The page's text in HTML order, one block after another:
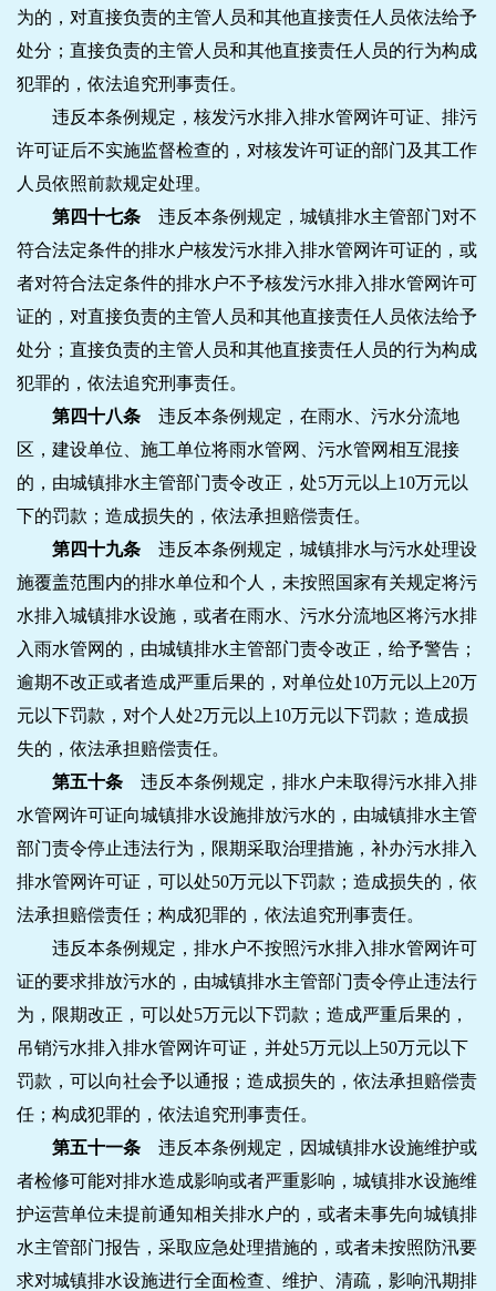
为的，对直接负责的主管人员和其他直接责任人员依法给予
处分；直接负责的主管人员和其他直接责任人员的行为构成
犯罪的，依法追究刑事责任。
违反本条例规定，核发污水排入排水管网许可证、排污
许可证后不实施监督检查的，对核发许可证的部门及其工作
人员依照前款规定处理。
第四十七条 违反本条例规定，城镇排水主管部门对不
符合法定条件的排水户核发污水排入排水管网许可证的，或
者对符合法定条件的排水户不予核发污水排入排水管网许可
证的，对直接负责的主管人员和其他直接责任人员依法给予
处分；直接负责的主管人员和其他直接责任人员的行为构成
犯罪的，依法追究刑事责任。
第四十八条 违反本条例规定，在雨水、污水分流地
区，建设单位、施工单位将雨水管网、污水管网相互混接
的，由城镇排水主管部门责令改正，处5万元以上10万元以
下的罚款；造成损失的，依法承担赔偿责任。
第四十九条 违反本条例规定，城镇排水与污水处理设
施覆盖范围内的排水单位和个人，未按照国家有关规定将污
水排入城镇排水设施，或者在雨水、污水分流地区将污水排
入雨水管网的，由城镇排水主管部门责令改正，给予警告；
逾期不改正或者造成严重后果的，对单位处10万元以上20万
元以下罚款，对个人处2万元以上10万元以下罚款；造成损
失的，依法承担赔偿责任。
第五十条 违反本条例规定，排水户未取得污水排入排
水管网许可证向城镇排水设施排放污水的，由城镇排水主管
部门责令停止违法行为，限期采取治理措施，补办污水排入
排水管网许可证，可以处50万元以下罚款；造成损失的，依
法承担赔偿责任；构成犯罪的，依法追究刑事责任。
违反本条例规定，排水户不按照污水排入排水管网许可
证的要求排放污水的，由城镇排水主管部门责令停止违法行
为，限期改正，可以处5万元以下罚款；造成严重后果的，
吊销污水排入排水管网许可证，并处5万元以上50万元以下
罚款，可以向社会予以通报；造成损失的，依法承担赔偿责
任；构成犯罪的，依法追究刑事责任。
第五十一条 违反本条例规定，因城镇排水设施维护或
者检修可能对排水造成影响或者严重影响，城镇排水设施维
护运营单位未提前通知相关排水户的，或者未事先向城镇排
水主管部门报告，采取应急处理措施的，或者未按照防汛要
求对城镇排水设施进行全面检查、维护、清疏，影响汛期排